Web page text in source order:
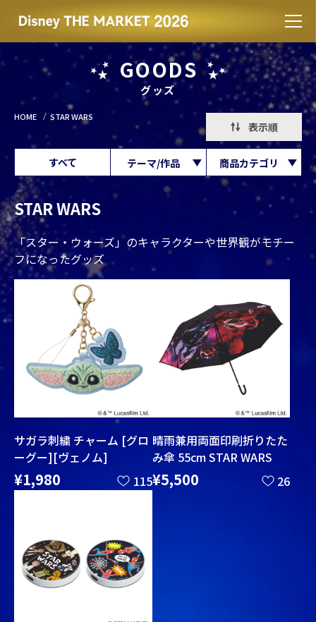
GOODS
グッズ
HOME STAR WARS
表示順
すべて テーマ/作品 商品カテゴリ
STAR WARS
「スター・ウォーズ」のキャラクターや世界観がモチー
フになったグッズ
115
サガラ刺繍 チャーム [グロ
ーグー][ヴェノム]
¥1,980 26
晴雨兼用両面印刷折りたた
み傘 55cm STAR WARS
¥5,500